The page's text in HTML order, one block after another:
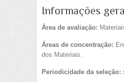
Informações
Área de avaliação:
Áreas de concentração:
dos Materiais.
Periodicidade da seleção: